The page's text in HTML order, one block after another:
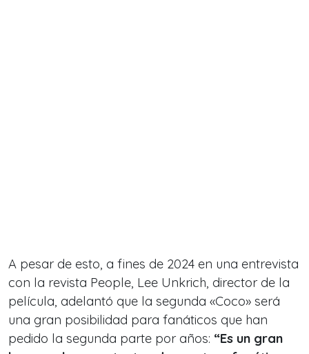
A pesar de esto, a fines de 2024 en una entrevista
con la revista People , Lee Unkrich, director de la
película, adelantó que la segunda «Coco» será
una gran posibilidad para fanáticos que han
pedido la segunda parte por años: “Es un gran